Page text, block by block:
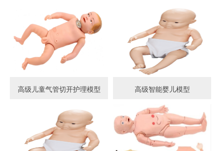
高级儿童气管切开护理模型 高级智能婴儿模型